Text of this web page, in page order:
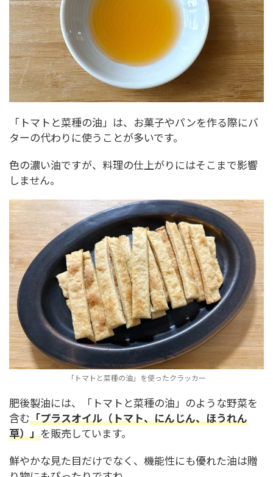
「トマトと菜種の油」は、お菓子やパンを作る際にバ
ターの代わりに使うことが多いです。
色の濃い油ですが、料理の仕上がりにはそこまで影響
しません。
「トマトと菜種の油」を使ったクラッカー
肥後製油には、「トマトと菜種の油」のような野菜を
含む「プラスオイル（トマト、にんじん、ほうれん
草）」を販売しています。
鮮やかな見た目だけでなく、機能性にも優れた油は贈